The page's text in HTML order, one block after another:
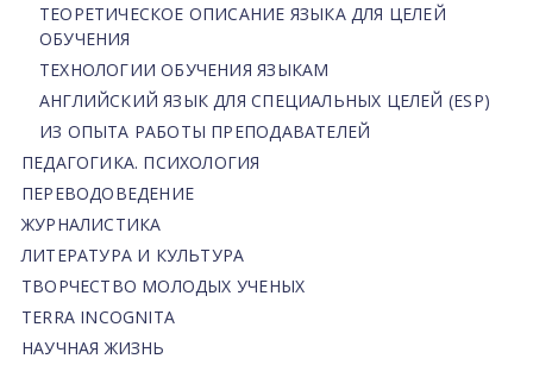
ТЕОРЕТИЧЕСКОЕ ОПИСАНИЕ ЯЗЫКА ДЛЯ ЦЕЛЕЙ
ОБУЧЕНИЯ
ТЕХНОЛОГИИ ОБУЧЕНИЯ ЯЗЫКАМ
АНГЛИЙСКИЙ ЯЗЫК ДЛЯ СПЕЦИАЛЬНЫХ ЦЕЛЕЙ (ESP)
ИЗ ОПЫТА РАБОТЫ ПРЕПОДАВАТЕЛЕЙ
ПЕДАГОГИКА. ПСИХОЛОГИЯ
ПЕРЕВОДОВЕДЕНИЕ
ЖУРНАЛИСТИКА
ЛИТЕРАТУРА И КУЛЬТУРА
ТВОРЧЕСТВО МОЛОДЫХ УЧЕНЫХ
TERRA INCOGNITA
НАУЧНАЯ ЖИЗНЬ